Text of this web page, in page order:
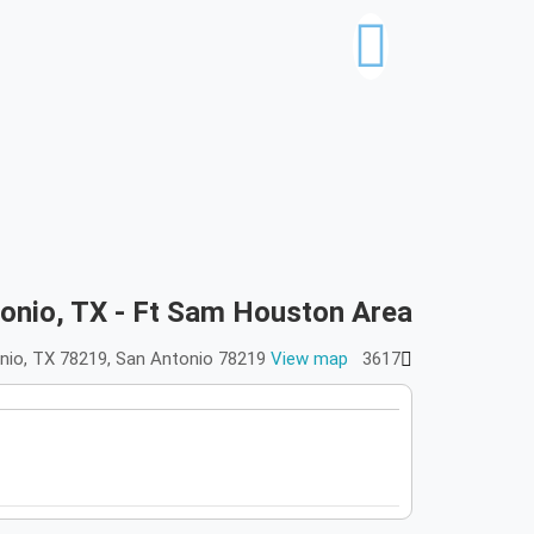
TX - Ft Sam Houston Area
3617 N Pan Am Expressway, San Antonio, TX 78219, San Antonio 78219
View map